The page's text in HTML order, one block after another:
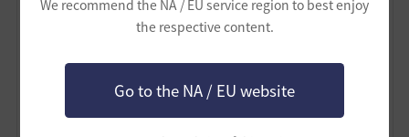
We recommend the NA / EU service region to best enjoy
the respective content.
Go to the NA / EU website
② 投票・審査サーバーの統合
サーバーごとのデータベースを束ねる「共通イベント
DB」を設置する必要あり。
黒い砂漠では既に、公式の写真コンテストやランキン